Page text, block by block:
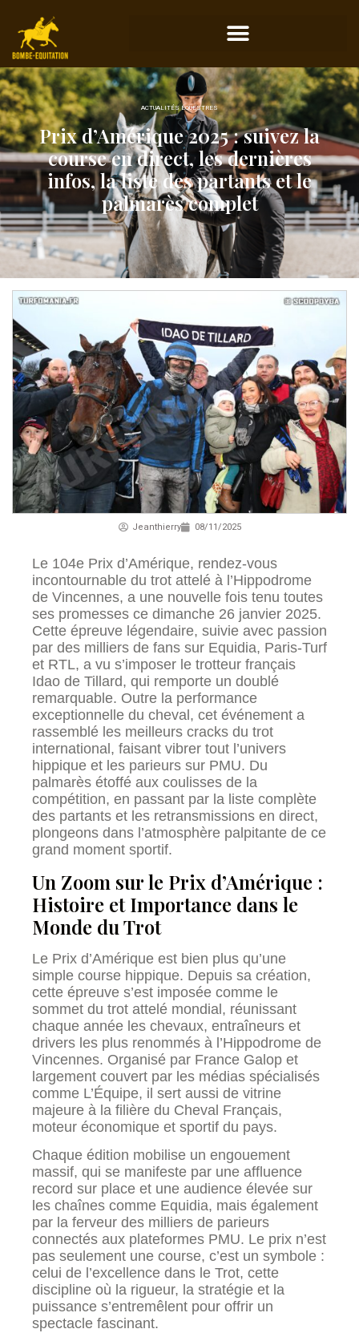
ACTUALITÉS ÉQUESTRES
Prix d’Amérique 2025 : suivez la
course en direct, les dernières
infos, la liste des partants et le
palmarès complet
Jeanthierry 08/11/2025
Le 104e Prix d’Amérique, rendez-vous
incontournable du trot attelé à l’Hippodrome
de Vincennes, a une nouvelle fois tenu toutes
ses promesses ce dimanche 26 janvier 2025.
Cette épreuve légendaire, suivie avec passion
par des milliers de fans sur Equidia, Paris-Turf
et RTL, a vu s’imposer le trotteur français
Idao de Tillard, qui remporte un doublé
remarquable. Outre la performance
exceptionnelle du cheval, cet événement a
rassemblé les meilleurs cracks du trot
international, faisant vibrer tout l’univers
hippique et les parieurs sur PMU. Du
palmarès étoffé aux coulisses de la
compétition, en passant par la liste complète
des partants et les retransmissions en direct,
plongeons dans l’atmosphère palpitante de ce
grand moment sportif.
Un Zoom sur le Prix d’Amérique :
Histoire et Importance dans le
Monde du Trot
Le Prix d’Amérique est bien plus qu’une
simple course hippique. Depuis sa création,
cette épreuve s’est imposée comme le
sommet du trot attelé mondial, réunissant
chaque année les chevaux, entraîneurs et
drivers les plus renommés à l’Hippodrome de
Vincennes. Organisé par France Galop et
largement couvert par les médias spécialisés
comme L’Équipe, il sert aussi de vitrine
majeure à la filière du Cheval Français,
moteur économique et sportif du pays.
Chaque édition mobilise un engouement
massif, qui se manifeste par une affluence
record sur place et une audience élevée sur
les chaînes comme Equidia, mais également
par la ferveur des milliers de parieurs
connectés aux plateformes PMU. Le prix n’est
pas seulement une course, c’est un symbole :
celui de l’excellence dans le Trot, cette
discipline où la rigueur, la stratégie et la
puissance s’entremêlent pour offrir un
spectacle fascinant.